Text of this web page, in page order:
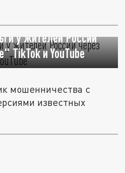
у жителей России
TikTok и YouTube
мошенничества с
известных